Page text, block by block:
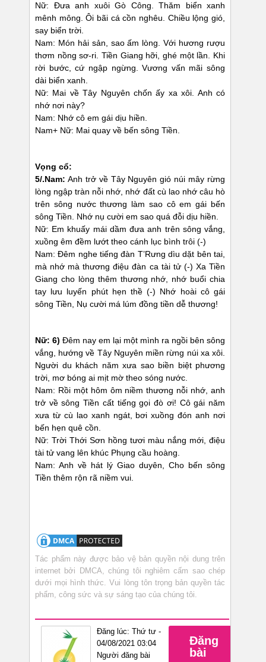
Nữ: Đưa anh xuôi Gò Công. Thăm biển xanh
mênh mông. Ôi bãi cá cồn nghêu. Chiều lộng gió,
say biển trời.
Nam: Món hải sản, sao ấm lòng. Với hương rượu
thơm nồng sơ-ri. Tiền Giang hỡi, ghé một lần. Khi
rời bước, cứ ngập ngừng. Vương vấn mãi sông
dài biển xanh.
Nữ: Mai về Tây Nguyên chốn ấy xa xôi. Anh có
nhớ nơi này?
Nam: Nhớ cô em gái dịu hiền.
Nam+ Nữ: Mai quay về bến sông Tiền.
Vọng cổ:
5/.Nam: Anh trở về Tây Nguyên gió núi mây rừng
lòng ngập tràn nỗi nhớ, nhớ đất cù lao nhớ câu hò
trên sông nước thương làm sao cô em gái bến
sông Tiền. Nhớ nụ cười em sao quá đỗi dịu hiền.
Nữ: Em khuấy mái dầm đưa anh trên sông vắng,
xuồng êm đềm lướt theo cánh lục bình trôi (-)
Nam: Đêm nghe tiếng đàn T’Rưng dìu dặt bên tai,
mà nhớ mà thương điệu đàn ca tài tử (-) Xa Tiền
Giang cho lòng thêm thương nhớ, nhớ buổi chia
tay lưu luyến phút hẹn thề (-) Nhớ hoài cô gái
sông Tiền, Nụ cười má lúm đồng tiền dễ thương!
Nữ: 6) Đêm nay em lại một mình ra ngồi bên sông
vắng, hướng về Tây Nguyên miền rừng núi xa xôi.
Người du khách năm xưa sao biền biệt phương
trời, mơ bóng ai mịt mờ theo sóng nước.
Nam: Rồi một hôm ôm niềm thương nỗi nhớ, anh
trở về sông Tiền cất tiếng gọi đò ơi! Cô gái năm
xưa từ cù lao xanh ngát, bơi xuồng đón anh nơi
bến hẹn quê cồn.
Nữ: Trời Thới Sơn hồng tươi màu nắng mới, điệu
tài tử vang lên khúc Phụng cầu hoàng.
Nam: Anh về hát lý Giao duyên, Cho bến sông
Tiền thêm rộn rã niềm vui.
Tác phẩm này được bảo vệ bản quyền nội dung trên
internet bởi DMCA, chúng tôi nghiêm cấm sao chép
dưới mọi hình thức. Vui lòng tôn trọng bản quyền tác
phẩm, công sức và sự sáng tạo của chúng tôi.
Đăng lúc: Thứ tư -
04/08/2021 03:04
Người đăng bài
Đăng
bài